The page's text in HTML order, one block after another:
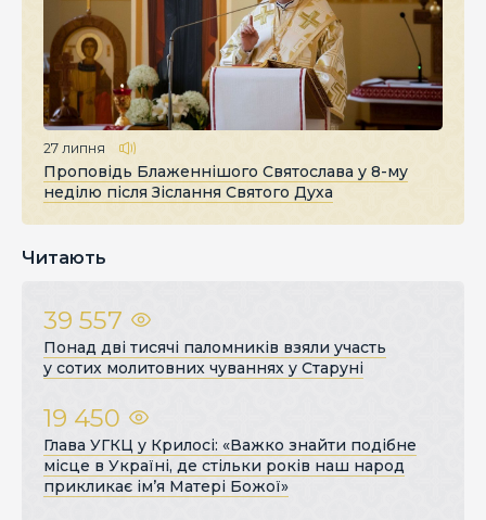
27 липня
Проповідь Блаженнішого Святослава у 8-му
неділю після Зіслання Святого Духа
Читають
39 557
Понад дві тисячі паломників взяли участь
у сотих молитовних чуваннях у Старуні
19 450
Глава УГКЦ у Крилосі: «Важко знайти подібне
місце в Україні, де стільки років наш народ
прикликає ім’я Матері Божої»